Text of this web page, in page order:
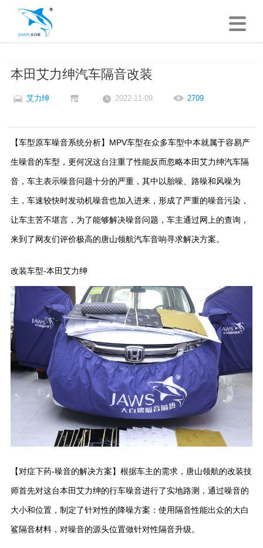
本田艾力绅汽车隔音改装
艾力绅 2022-11-09 2709
【车型原车噪音系统分析】MPV车型在众多车型中本就属于容易产
生噪音的车型，更何况这台注重了性能反而忽略本田艾力绅汽车隔
音，车主表示噪音问题十分的严重，其中以胎噪、路噪和风噪为
主，车速较快时发动机噪音也加入进来，形成了严重的噪音污染，
让车主苦不堪言，为了能够解决噪音问题，车主通过网上的查询，
来到了网友们评价极高的唐山领航汽车音响寻求解决方案。
改装车型-本田艾力绅
【对症下药-噪音的解决方案】根据车主的需求，唐山领航的改装技
师首先对这台本田艾力绅的行车噪音进行了实地路测，通过噪音的
大小和位置，制定了针对性的降噪方案：使用隔音性能出众的大白
鲨隔音材料，对噪音的源头位置做针对性隔音升级。